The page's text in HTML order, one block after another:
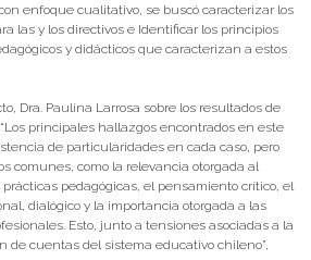
enfoque cualitativo, se buscó caracterizar los
las y los directivos e Identificar los principios
y didácticos que caracterizan a estos
Dra. Paulina Larrosa sobre los resultados de
principales hallazgos encontrados en este
de particularidades en cada caso, pero
comunes, como la relevancia otorgada al
pedagógicas, el pensamiento crítico, el
dialógico y la importancia otorgada a las
Esto, junto a tensiones asociadas a la
de cuentas del sistema educativo chileno”,